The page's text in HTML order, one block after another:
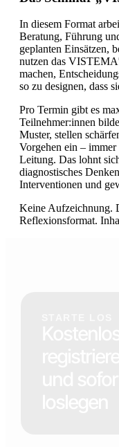
In diesem Format
Beratung, Führung
geplanten Einsätzen,
nutzen das VISTEMA
machen,
so zu designen, dass
Pro Termin gibt es
Teilnehmer:innen
Muster, stellen
Vorgehen ein –
Leitung. Das lohnt
diagnostisches
Interventionen und
Keine Aufzeichnung.
Reflexionsformat.